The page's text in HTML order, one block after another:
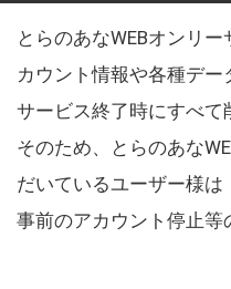
とらのあなWEBオンリ
カウント情報や各種デー
サービス終了時にすべて
そのため、とらのあな
だいているユーザー様は
事前のアカウント停止等